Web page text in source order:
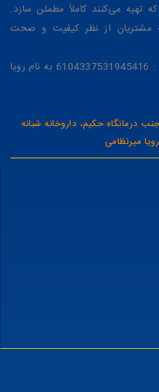
تهیه می‌کنند کاملاً مطمئن سازد.
مشتریان از نظر کیفیت و صحت
شماره کارت جهت خرید محصولات : 6104337531945416 به نام رویا
درمانگاه حکیم، داروخانه شبانه
میرنظامی